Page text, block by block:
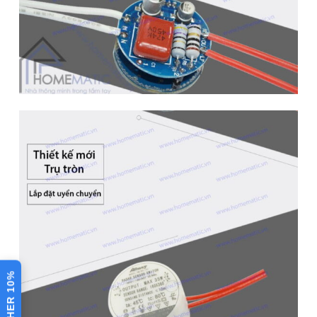
Bài viết đánh giá
Công tắc Allmay AM-RS-
Công suất
chịu tải
<35W
Công nghệ Cảm biến chuyển động radar
Phạm vi
<35W
Phạm vi
hoạt động
<8m, 360 độ
⚙️ XEM CHI TIẾT THÔNG SỐ